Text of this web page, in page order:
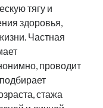
тягу и
здоровья,
Частная
проводит
стажа